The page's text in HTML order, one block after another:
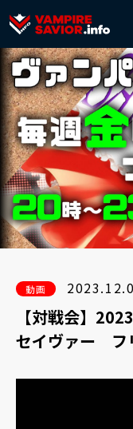
動画
【対戦会】
セイヴァー フ